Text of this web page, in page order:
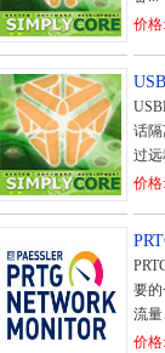
价格:
话隔
过远
价格:
要
流
价格: